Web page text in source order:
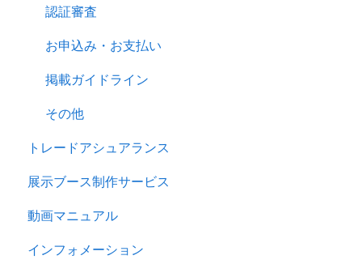
認証審査
お申込み・お支払い
掲載ガイドライン
その他
トレードアシュアランス
展示ブース制作サービス
動画マニュアル
インフォメーション